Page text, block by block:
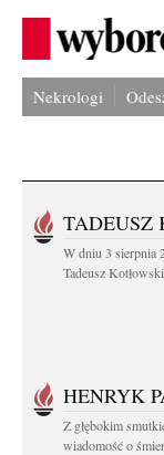
Nekrologi
TADEUSZ
W dniu 3 sierpnia
Tadeusz
HENRYK
Z głębokim
wiadomość o